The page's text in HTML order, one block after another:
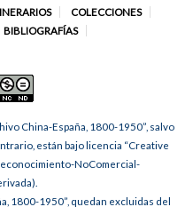
COLECCIONES
BIBLIOGRAFÍAS
China-España, 1800-1950”, salvo
están bajo licencia “Creative
NoComercial-
1800-1950”, quedan excluidas del